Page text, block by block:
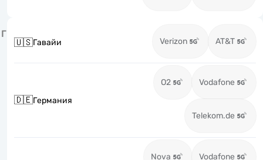
Г
🇺🇸Гавайи Verizon AT&T
🇩🇪Германия
O2 Vodafone
Telekom.de
Nova Vodafone